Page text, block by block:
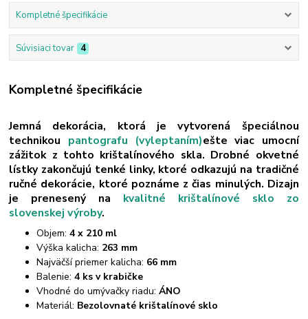
Kompletné špecifikácie
Súvisiaci tovar 4
Kompletné špecifikácie
Jemná dekorácia, ktorá je vytvorená špeciálnou
technikou pantografu (vyleptaním)ešte viac umocní
zážitok z tohto krištalínového skla. Drobné okvetné
lístky zakončujú tenké linky, ktoré odkazujú na tradičné
ručné dekorácie, ktoré poznáme z čias minulých. Dizajn
je prenesený na kvalitné krištalínové sklo zo
slovenskej výroby.
Objem:4 x 210 ml
Výška kalicha: 263 mm
Najväčší priemer kalicha: 66 mm
Balenie: 4 ks v krabičke
Vhodné do umývačky riadu: ÁNO
Materiál: Bezolovnaté krištalínové sklo